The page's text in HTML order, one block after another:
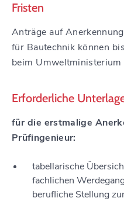
Fristen
Anträge auf
für Bautechnik können
beim
Erforderliche
für die erstmalige
Prüfingenieur:
tabellarische
fachlichen
berufliche Stellung